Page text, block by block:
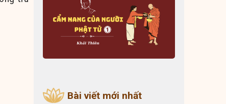
Bài viết mới nhất